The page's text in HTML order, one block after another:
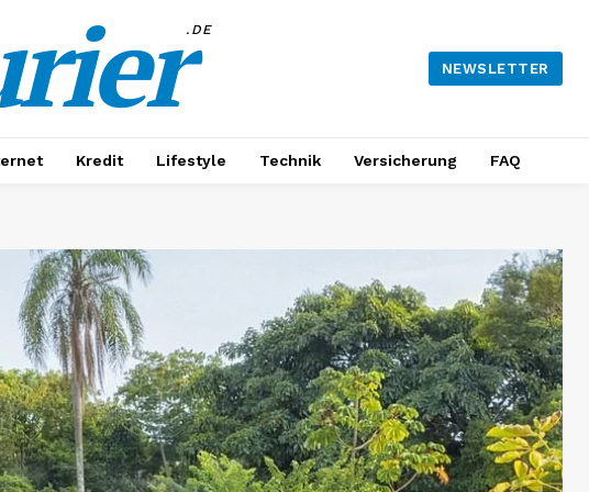
.DE
NEWSLETTER
Kredit Lifestyle Technik Versicherung FAQ